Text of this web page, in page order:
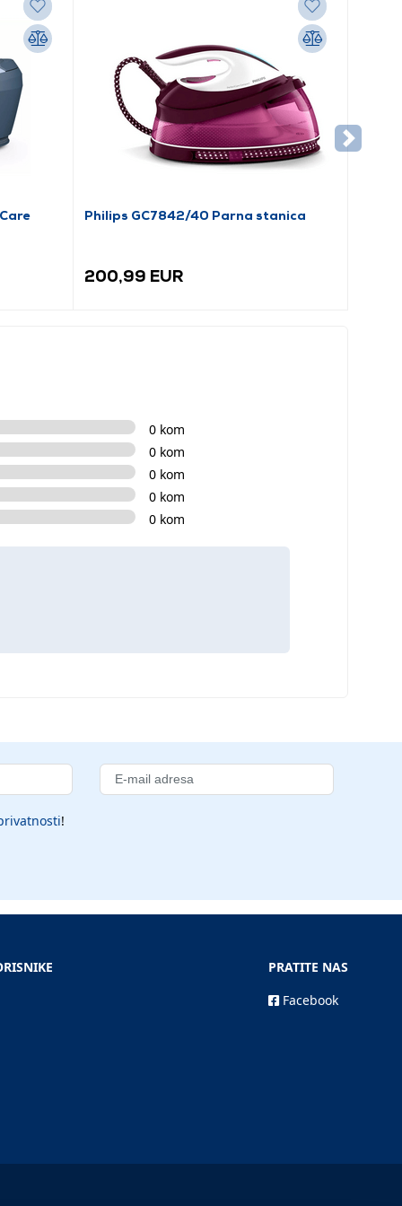
Philips GC7842/40 Parna stanica
200,99 EUR
0 kom
0 kom
0 kom
0 kom
0 kom
!
PRATITE NAS
Facebook